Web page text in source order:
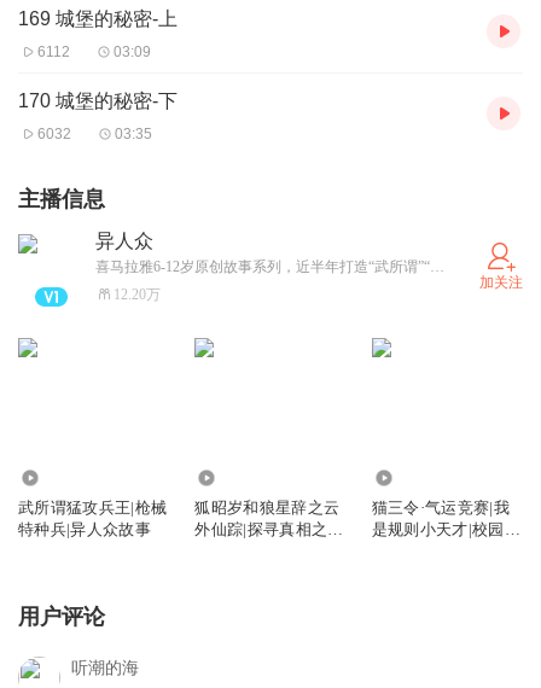
169 城堡的秘密-上
6112 03:09
170 城堡的秘密-下
6032 03:35
主播信息
异人众
喜马拉雅6-12岁原创故事系列，近半年打造“武所谓”“戚丝尼”热门IP收获一亿播放！ 异能者觉醒，跨越世界，掌控力量与命运之门！
12.20万
加关注
武所谓猛攻兵王|枪械
特种兵|异人众故事
狐昭岁和狼星辞之云
外仙踪|探寻真相之
猫三令·气运竞赛|我
是规则小天才|校园成
用户评论
听潮的海